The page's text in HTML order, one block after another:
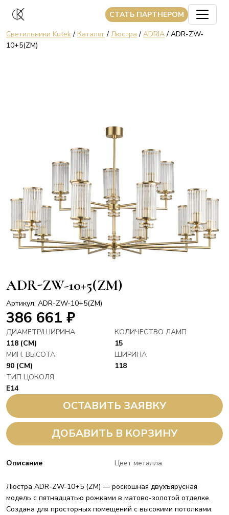
CТАТЬ ПАРТНЕРОМ
Светильники Kutek/ Каталог/ Люстра / ADRIA/ ADR-ZW-
10+5(ZM)
ADR-ZW-10+5(ZM)
Артикул: ADR-ZW-10+5(ZM)
386 661 ₽
ДИАМЕТР/ШИРИНА
118 (СМ)
КОЛИЧЕСТВО ЛАМП
15
МИН. ВЫСОТА
90 (СМ)
ШИРИНА
118
ТИП ЦОКОЛЯ
E14
ОСТАВИТЬ ЗАЯВКУ
ДОБАВИТЬ В КОРЗИНУ
Описание Цвет металла
Люстра ADR-ZW-10+5 (ZM) — роскошная двухъярусная
модель с пятнадцатью рожками в матово-золотой отделке.
Создана для просторных помещений с высокими потолками: